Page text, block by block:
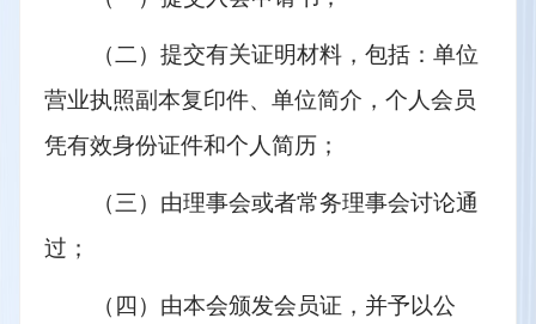
（二）提交有关证明材料，包括：单位
营业执照副本复印件、单位简介，个人会员
凭有效身份证件和个人简历；
（三）由理事会或者常务理事会讨论通
过；
（四）由本会颁发会员证，并予以公